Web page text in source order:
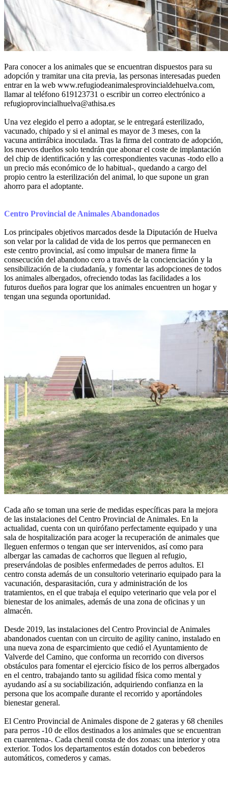
Para conocer a los animales que se encuentran dispuestos para su
adopción y tramitar una cita previa, las personas interesadas pueden
entrar en la web www.refugiodeanimalesprovincialdehuelva.com,
llamar al teléfono 619123731 o escribir un correo electrónico a
refugioprovincialhuelva@athisa.es
Una vez elegido el perro a adoptar, se le entregará esterilizado,
vacunado, chipado y si el animal es mayor de 3 meses, con la
vacuna antirrábica inoculada. Tras la firma del contrato de adopción,
los nuevos dueños solo tendrán que abonar el coste de implantación
del chip de identificación y las correspondientes vacunas -todo ello a
un precio más económico de lo habitual-, quedando a cargo del
propio centro la esterilización del animal, lo que supone un gran
ahorro para el adoptante.
Centro Provincial de Animales Abandonados
Los principales objetivos marcados desde la Diputación de Huelva
son velar por la calidad de vida de los perros que permanecen en
este centro provincial, así como impulsar de manera firme la
consecución del abandono cero a través de la concienciación y la
sensibilización de la ciudadanía, y fomentar las adopciones de todos
los animales albergados, ofreciendo todas las facilidades a los
futuros dueños para lograr que los animales encuentren un hogar y
tengan una segunda oportunidad.
Cada año se toman una serie de medidas específicas para la mejora
de las instalaciones del Centro Provincial de Animales. En la
actualidad, cuenta con un quirófano perfectamente equipado y una
sala de hospitalización para acoger la recuperación de animales que
lleguen enfermos o tengan que ser intervenidos, así como para
albergar las camadas de cachorros que lleguen al refugio,
preservándolas de posibles enfermedades de perros adultos. El
centro consta además de un consultorio veterinario equipado para la
vacunación, desparasitación, cura y administración de los
tratamientos, en el que trabaja el equipo veterinario que vela por el
bienestar de los animales, además de una zona de oficinas y un
almacén.
Desde 2019, las instalaciones del Centro Provincial de Animales
abandonados cuentan con un circuito de agility canino, instalado en
una nueva zona de esparcimiento que cedió el Ayuntamiento de
Valverde del Camino, que conforma un recorrido con diversos
obstáculos para fomentar el ejercicio físico de los perros albergados
en el centro, trabajando tanto su agilidad física como mental y
ayudando así a su sociabilización, adquiriendo confianza en la
persona que los acompañe durante el recorrido y aportándoles
bienestar general.
El Centro Provincial de Animales dispone de 2 gateras y 68 cheniles
para perros -10 de ellos destinados a los animales que se encuentran
en cuarentena-. Cada chenil consta de dos zonas: una interior y otra
exterior. Todos los departamentos están dotados con bebederos
automáticos, comederos y camas.